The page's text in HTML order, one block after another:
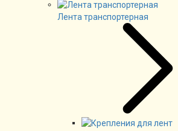
Лента транспортерная